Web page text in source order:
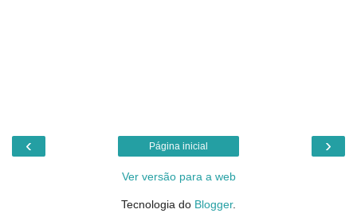
‹ ›
Página inicial
Ver versão para a web
Tecnologia do Blogger.